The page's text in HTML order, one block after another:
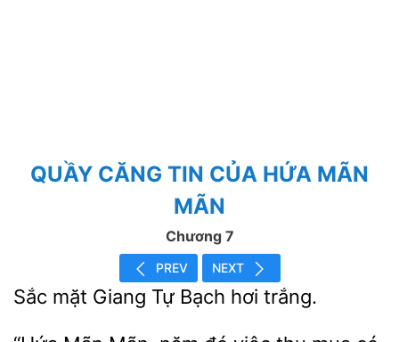
QUẦY CĂNG TIN CỦA HỨA MÃN
MÃN
Chương 7
PREV NEXT
Sắc mặt hơi trắng.